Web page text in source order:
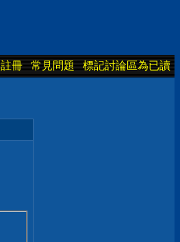
註冊 常見問題 標記討論區為已讀